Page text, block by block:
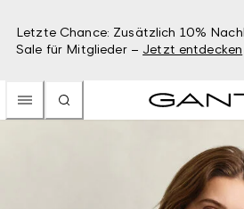
Letzte Chance: Zusätzlich 10%
Sale für Mitglieder – Jetzt entdecken